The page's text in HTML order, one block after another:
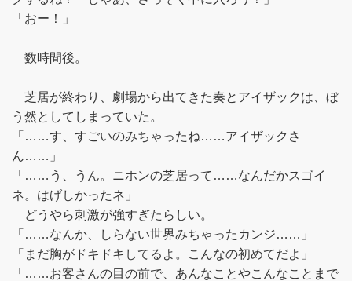
「おー！」
数時間後。
芝居が終わり、劇場から出てきた奏とアイザックは、ぼ
う然としてしまっていた。
「……す、すごいのみちゃったね……アイザックさ
ん……」
「……う、うん。ニホンの芝居って……なんだかスゴイ
ネ。はげしかったネ」
どうやら刺激が強すぎたらしい。
「……なんか、しらない世界みちゃったカンジ……」
「まだ胸がドキドキしてるよ。こんなの初めてだよ」
「……お客さんの目の前で、あんなことやこんなことまで